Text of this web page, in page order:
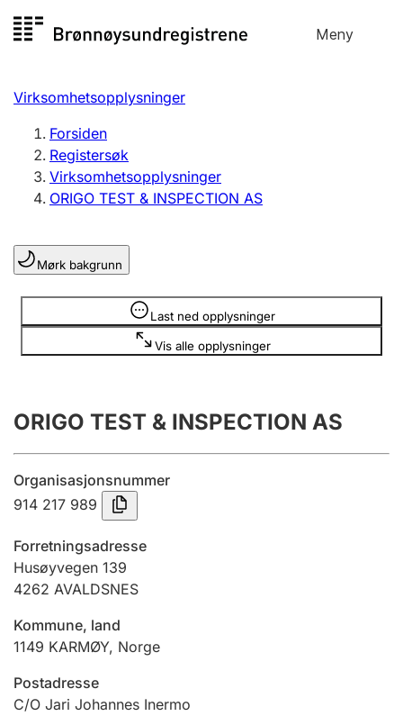
til
Meny
Registersøk
Aksjeselskap
Enkeltpersonforetak
Registrere, endre, slette
Lag og forening
Registrere, endre, slette
Årsregnskap
Innsending og forsinkelsesgebyr
Tinglysing
Jeger
Ektepaktveileder
Virksomhetsopplysninger
Forsiden
Registersøk
Virksomhetsopplysninger
ORIGO TEST & INSPECTION AS
Mørk bakgrunn
Last ned opplysninger
Vis alle opplysninger
Opplysninger er skjult
ORIGO TEST & INSPECTION AS
Organisasjonsnummer
914 217 989
Forretningsadresse
Husøyvegen 139
4262 AVALDSNES
Kommune, land
1149 KARMØY, Norge
Postadresse
C/O Jari Johannes Inermo